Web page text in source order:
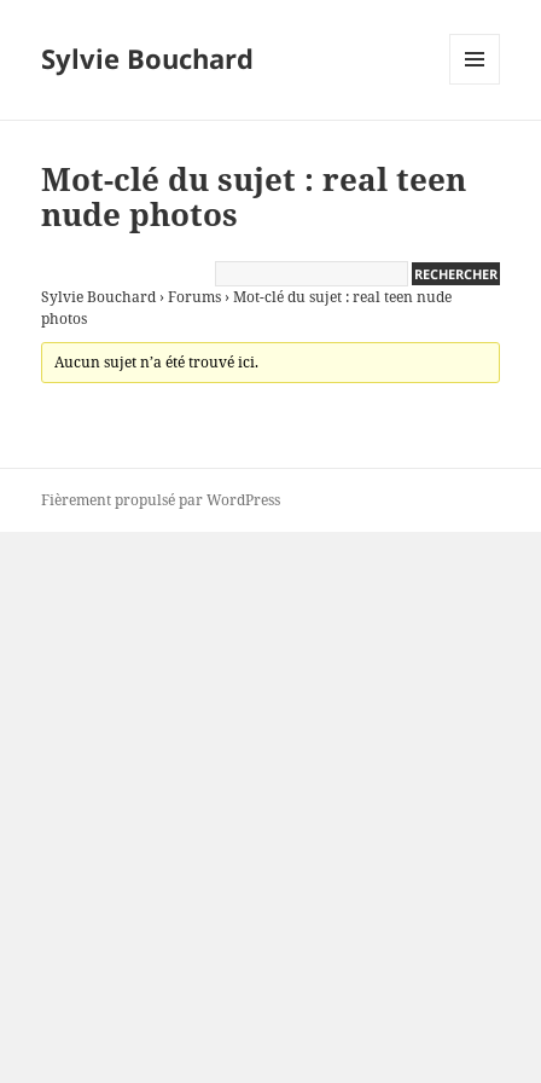
Sylvie Bouchard
Mot-clé du sujet : real teen
nude photos
Sylvie Bouchard › Forums › Mot-clé du sujet : real teen nude
photos
Aucun sujet n’a été trouvé ici.
Fièrement propulsé par WordPress